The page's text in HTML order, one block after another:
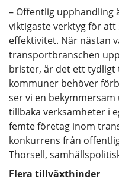
– Offentlig upphandling
viktigaste verktyg för
effektivitet. När nästan
transportbranschen
brister, är det ett tydligt
kommuner behöver
ser vi en
tillbaka verksamheter i
femte företag inom
konkurrens från
Thorsell,
Flera tillväxthinder